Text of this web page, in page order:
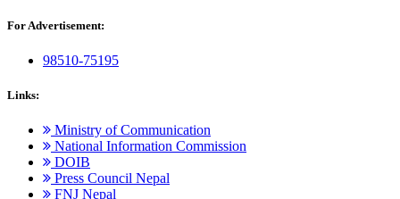
For Advertisement:
98510-75195
Links:
Ministry of Communication
National Information Commission
DOIB
Press Council Nepal
FNJ Nepal